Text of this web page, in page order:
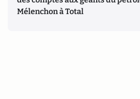
Mélenchon à Total